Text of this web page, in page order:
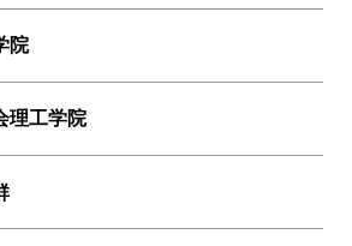
物質・情報卓越コース
人間医療科学技術コース
エネルギーコース
応用化学コース
科目
・計算科学系
知能情報コース
情報工学コース
科目
院
理工学系
ライフエンジニアリングコ
理工学院
学系